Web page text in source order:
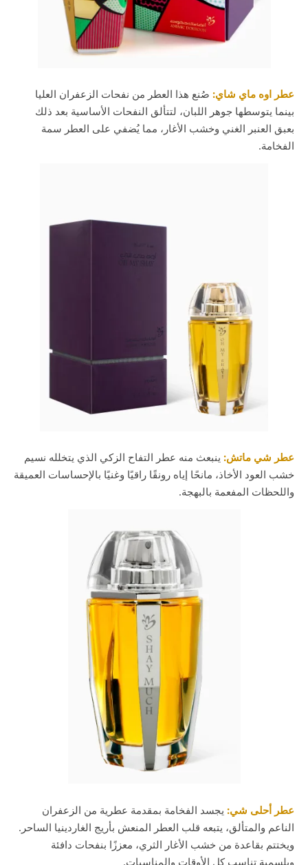
عطر اوه ماي شاي: صُنع هذا العطر من نفحات الزعفران العليا
بينما يتوسطها جوهر اللبان، لتتألق النفحات الأساسية بعد ذلك
بعبق العنبر الغني وخشب الأغار، مما يُضفي على العطر سمة
الفخامة.
عطر شي ماتش: ينبعث منه عطر التفاح الزكي الذي يتخلله نسيم
خشب العود الأخاذ، مانحًا إياه رونقًا راقيًا وغنيًا بالإحساسات العميقة
واللحظات المفعمة بالبهجة.
عطر أحلى شي: يجسد الفخامة بمقدمة عطرية من الزعفران
الناعم والمتألق، يتبعه قلب العطر المنعش بأريج الغاردينيا الساحر.
ويختتم بقاعدة من خشب الأغار الثري، معززًا بنفحات دافئة
وبلسمية تناسب كل الأوقات والمناسبات.